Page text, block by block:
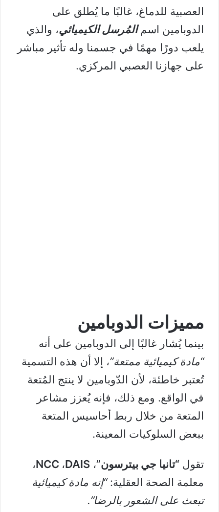
العصبية للدماغ، غالبًا ما يُطلق على
الدوبامين اسمالمُرسل الكيميائي، والذي
يلعب دورًا مهمًا في جسمنا وله تأثير مباشر
على جهازنا العصبي المركزي.
مميزات الدوبامين
بينما يُشار غالبًا إلى الدوبامين على أنه
“مادة كيميائية ممتعة”، إلا أن هذه التسمية
تُعتبر خاطئة، لأن الدّوبامين لا ينتج المُتعة
في الواقع. ومع ذلك، فإنه يُعزز مشاعر
المتعة من خلال ربط أحاسيس المتعة
ببعض السلوكيات المعينة.
تقول “تانيا جي بيترسون”، NCC ،DAIS
،
معلمة الصحة العقلية:“إنه مادة كيميائية
تبعث على الشعور بالرضا”.